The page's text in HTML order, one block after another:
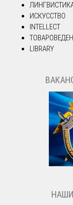
ИСКУССТВО
INTELLECT
LIBRARY